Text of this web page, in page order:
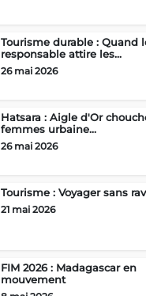
Tourisme durable : Quand
responsable attire les...
26 mai 2026
Hatsara : Aigle d'Or
femmes urbaine...
26 mai 2026
Tourisme : Voyager sans
21 mai 2026
FIM 2026 : Madagascar en
mouvement